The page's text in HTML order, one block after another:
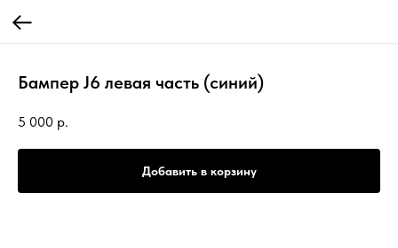
Бампер J6 левая часть (синий)
5 000 р.
Добавить в корзину